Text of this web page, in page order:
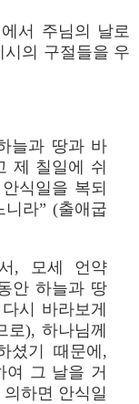
서 주님의 날로
의 구절들을 우
늘과 땅과 바
제 칠일에 쉬
식일을 복되
라” (출애굽
, 모세 언약
안 하늘과 땅
시 바라보게
로), 하나님께
셨기 때문에,
여 그 날을 거
하면 안식일